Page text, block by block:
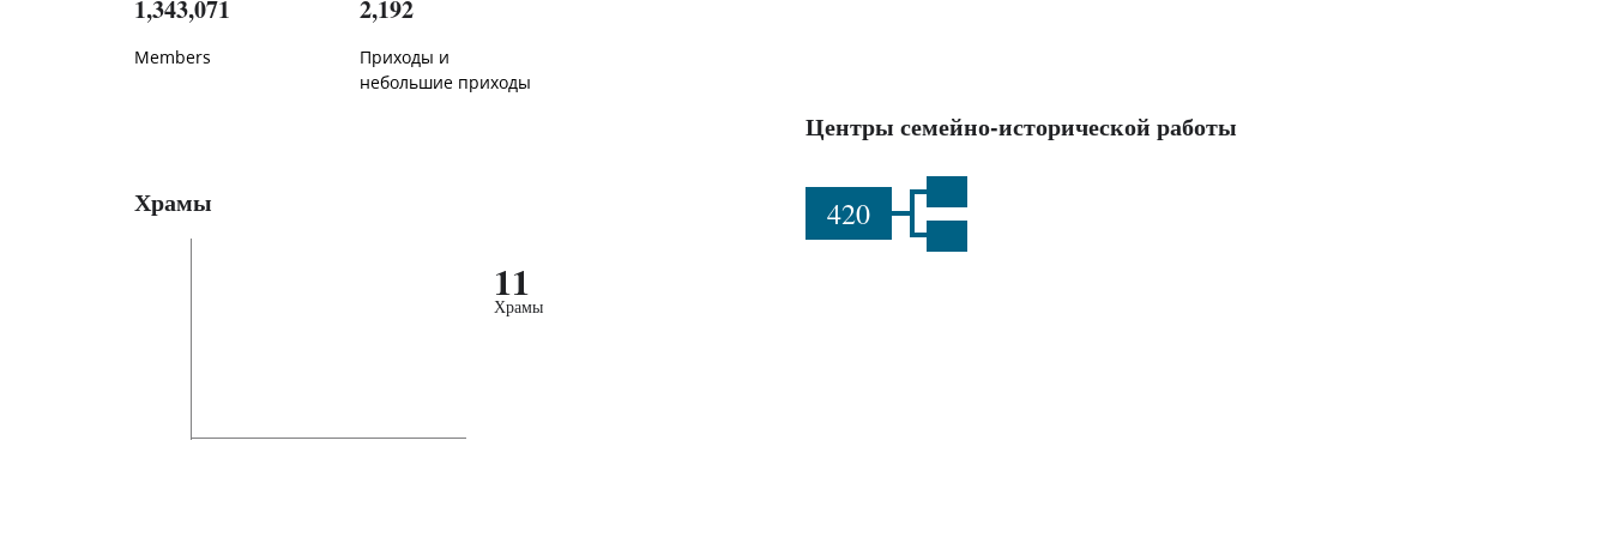
1,343,071
Members
2,192
Приходы и
небольшие приходы
Центры семейно-исторической работы
420
Храмы
11
Храмы